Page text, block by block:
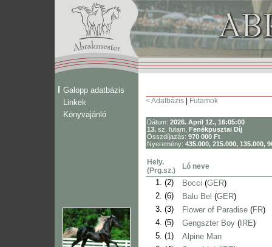
Galopp adatbázis
Linkek
Könyvajánló
< Adatbázis Futamok
Dátum: 2026. April 12., 16:05:00
13. sz. futam, Fenékpusztai Díj
Összdíjazás: 970 000 Ft
Nyeremény: 435.000, 215.000, 135.000,
Hely.
(Prg.sz.)
Ló neve
1. (2) Bocci (GER)
2. (6) Balu Bel (GER)
3. (3) Flower of Paradise (FR)
4. (5) Gengszter Boy ( IRE)
5. (1)
Alpine Man